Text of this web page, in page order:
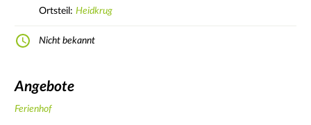
Ortsteil: Heidkrug
Nicht bekannt
Angebote
Ferienhof